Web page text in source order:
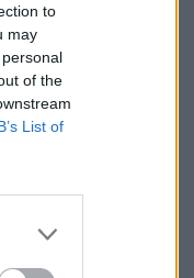
to
may
of the
List of